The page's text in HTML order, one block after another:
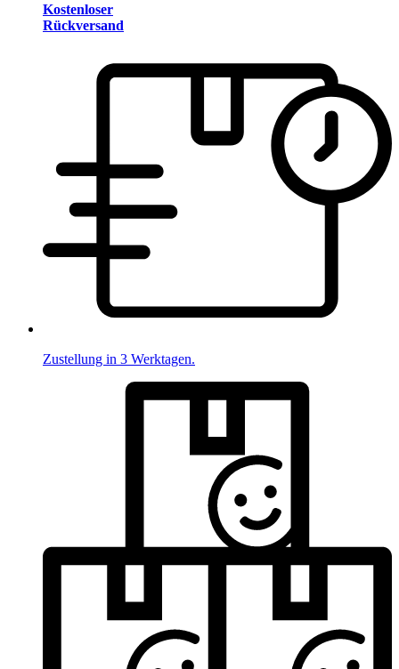
Kostenloser
Rückversand
Zustellung in 3 Werktagen.